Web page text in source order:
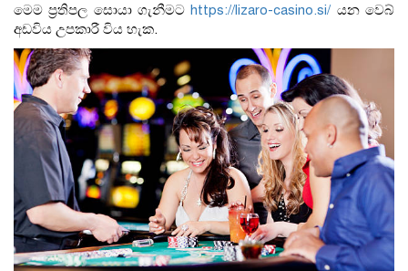
මෙම ප්‍රතිපල සොයා ගැනීමටhttps://lizaro-casino.si/ යන වෙබ්
අඩවිය උපකාරී විය හැක.